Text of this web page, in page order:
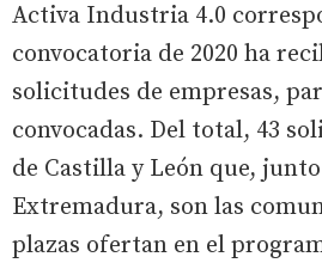
Activa Industria 4.0
convocatoria de 2020 ha
solicitudes de empresas,
convocadas. Del total, 43
de Castilla y León que,
Extremadura, son las
plazas ofertan en el